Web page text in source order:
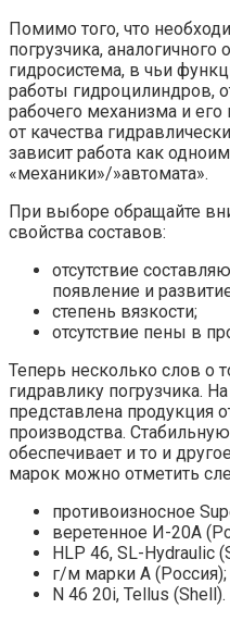
Помимо того, что
погрузчика,
гидросистема, в чьи
работы гидроцилиндров,
рабочего механизма и
от качества
зависит работа как
«механики»/»автомата».
При выборе обращайте
свойства составов:
отсутствие
появление и
степень вязкости;
отсутствие пены в
Теперь несколько слов о
гидравлику погрузчика.
представлена продукция
производства.
обеспечивает и то и
марок можно отметить
противоизносное
веретенное И-20А
HLP 46, SL-Hydraulic
г/м марки А (Россия);
N 46 20i, Tellus (Shell).